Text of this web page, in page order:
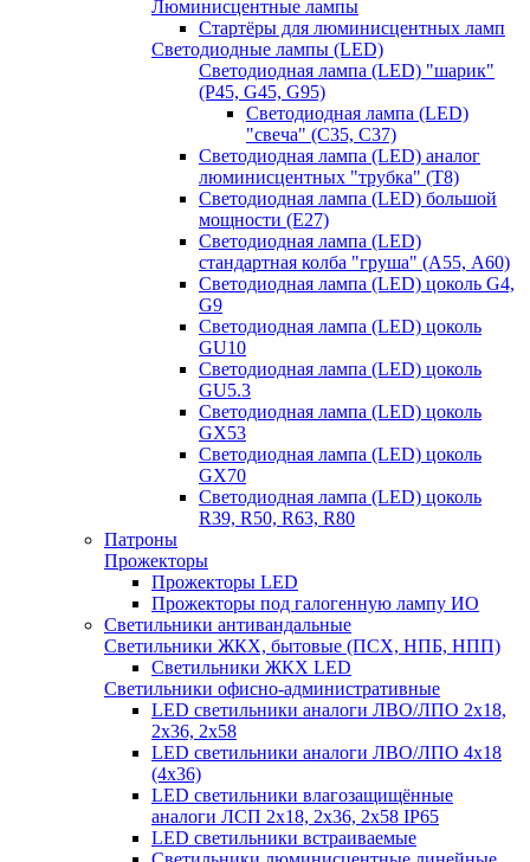
Люминисцентные лампы
Стартёры для люминисцентных ламп
Светодиодные лампы (LED)
Светодиодная лампа (LED) "шарик"
(P45, G45, G95)
Светодиодная лампа (LED)
"свеча" (С35, С37)
Светодиодная лампа (LED) аналог
люминисцентных "трубка" (T8)
Светодиодная лампа (LED) большой
мощности (Е27)
Светодиодная лампа (LED)
стандартная колба "груша" (А55, А60)
Светодиодная лампа (LED) цоколь G4,
G9
Светодиодная лампа (LED) цоколь
GU10
Светодиодная лампа (LED) цоколь
GU5.3
Светодиодная лампа (LED) цоколь
GX53
Светодиодная лампа (LED) цоколь
GX70
Светодиодная лампа (LED) цоколь
R39, R50, R63, R80
Патроны
Прожекторы
Прожекторы LED
Прожекторы под галогенную лампу ИО
Светильники антивандальные
Светильники ЖКХ, бытовые (ПСХ, НПБ, НПП)
Светильники ЖКХ LED
Светильники офисно-административные
LED светильники аналоги ЛВО/ЛПО 2х18,
2х36, 2х58
LED светильники аналоги ЛВО/ЛПО 4х18
(4х36)
LED светильники влагозащищённые
аналоги ЛСП 2х18, 2х36, 2х58 IP65
LED светильники встраиваемые